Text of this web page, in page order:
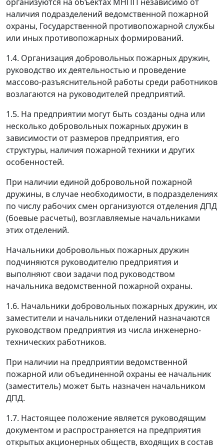
наличия подразделений ведомственной пожарной
охраны, Государственной противопожарной службы
или иных противопожарных формирований.
1.4. Организация добровольных пожарных дружин,
руководство их деятельностью и проведение
массово-разъяснительной работы среди работников
возлагаются на руководителей предприятий.
1.5. На предприятии могут быть созданы одна или
несколько добровольных пожарных дружин в
зависимости от размеров предприятия, его
структуры, наличия пожарной техники и других
особенностей.
При наличии единой добровольной пожарной
дружины, в случае необходимости, в подразделениях
по числу рабочих смен организуются отделения ДПД
(боевые расчеты), возглавляемые начальниками
этих отделений.
Начальники добровольных пожарных дружин
подчиняются руководителю предприятия и
выполняют свои задачи под руководством
начальника ведомственной пожарной охраны.
1.6. Начальники добровольных пожарных дружин, их
заместители и начальники отделений назначаются
руководством предприятия из числа инженерно-
технических работников.
При наличии на предприятии ведомственной
пожарной или объединенной охраны ее начальник
(заместитель) может быть назначен начальником
ДПД.
1.7. Настоящее положение является руководящим
документом и распространяется на предприятия
открытых акционерных обществ, входящих в состав